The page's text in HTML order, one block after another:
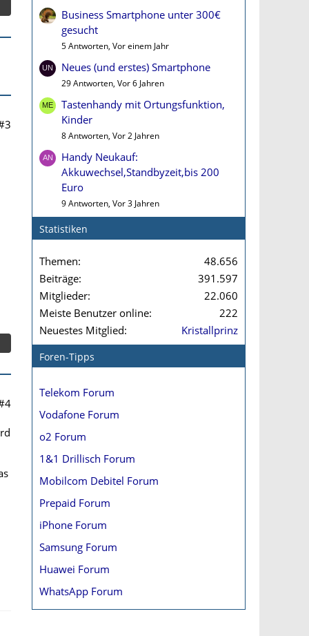
Business Smartphone unter 300€
gesucht
5 Antworten, Vor einem Jahr
Neues (und erstes) Smartphone
29 Antworten, Vor 6 Jahren
Tastenhandy mit Ortungsfunktion,
Kinder
8 Antworten, Vor 2 Jahren
Handy Neukauf:
Akkuwechsel,Standbyzeit,bis 200
Euro
9 Antworten, Vor 3 Jahren
Statistiken
Themen
48.656
Beiträge
391.597
Mitglieder
22.060
Meiste Benutzer online
222
Neuestes Mitglied
Kristallprinz
Foren-Tipps
Telekom Forum
Vodafone Forum
o2 Forum
1&1 Drillisch Forum
Mobilcom Debitel Forum
Prepaid Forum
iPhone Forum
Samsung Forum
Huawei Forum
WhatsApp Forum